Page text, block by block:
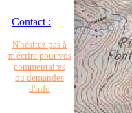
Contact :
N'hésitez pas à
m'écrire pour vos
commentaires
ou demandes
d'info